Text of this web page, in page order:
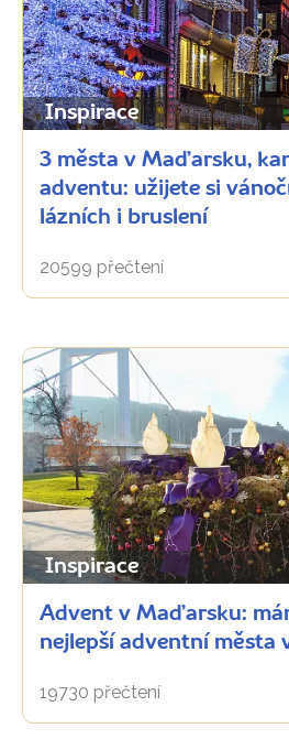
Inspirace
3 města v Maďarsku,
adventu: užijete si
lázních i bruslení
20599 přečtení
Inspirace
Advent v Maďarsku:
nejlepší adventní města
19730 přečtení